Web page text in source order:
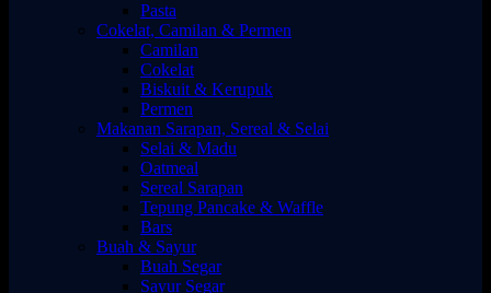
Pasta
Cokelat, Camilan & Permen
Camilan
Cokelat
Biskuit & Kerupuk
Permen
Makanan Sarapan, Sereal & Selai
Selai & Madu
Oatmeal
Sereal Sarapan
Tepung Pancake & Waffle
Bars
Buah & Sayur
Buah Segar
Sayur Segar